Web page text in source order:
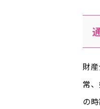
財
常
の